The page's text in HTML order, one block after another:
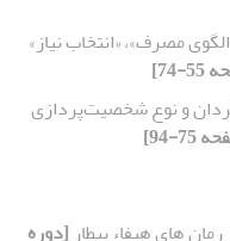
مصرف»، «انتخاب نیاز»
و نوع شخصیت‌پردازی
های هیفاء بیطار [دوره